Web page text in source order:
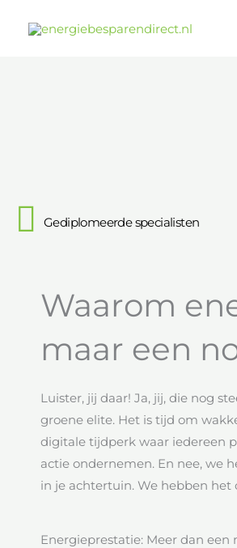
Gediplomeerde specialisten
Waarom
maar een
Luister, jij daar! Ja, jij, die nog
groene elite. Het is tijd om
digitale tijdperk waar iedereen
actie ondernemen. En nee, we
in je achtertuin. We hebben het
Energieprestatie: Meer dan een